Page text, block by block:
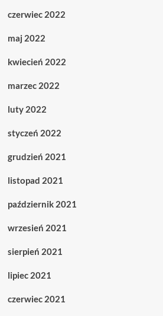
czerwiec 2022
maj 2022
kwiecień 2022
marzec 2022
luty 2022
styczeń 2022
grudzień 2021
listopad 2021
październik 2021
wrzesień 2021
sierpień 2021
lipiec 2021
czerwiec 2021